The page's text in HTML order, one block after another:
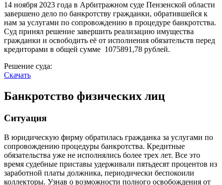
14 ноября 2023 года в Арбитражном суде Пензенской области
завершено дело по банкротству гражданки, обратившейся к
нам за услугами по сопровождению в процедуре банкротства.
Суд принял решение завершить реализацию имущества
гражданки и освободить её от исполнения обязательств перед
кредиторами в общей сумме 1075891,78 рублей.
Решение суда:
Скачать
Банкротство физических лиц
Ситуация
В юридическую фирму обратилась гражданка за услугами по
сопровождению процедуры банкротства. Кредитные
обязательства уже не исполнялись более трех лет. Все это
время судебные приставы удерживали пятьдесят процентов из
заработной платы должника, периодически беспокоили
коллекторы. Узнав о возможности полного освобождения от